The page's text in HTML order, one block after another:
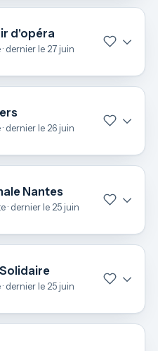
d'opéra
dernier le 27 juin
dernier le 26 juin
Nantes
· dernier le 25 juin
dernier le 25 juin